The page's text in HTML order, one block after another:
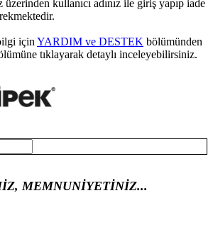
kullanıcı adınız ile giriş yapıp iade
için YARDIM ve DESTEK bölümünden
tıklayarak detaylı inceleyebilirsiniz.
MEMNUNİYETİNİZ...